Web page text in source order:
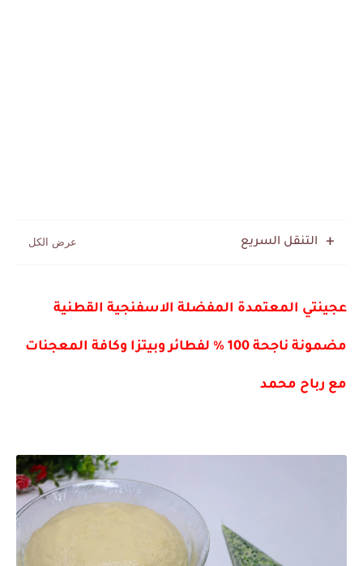
التنقل السريع
عجينتي المعتمدة المفضلة الاسفنجية القطنية
مضمونة ناجحة 100 % لفطائر وبيتزا وكافة المعجنات
مع رباح محمد